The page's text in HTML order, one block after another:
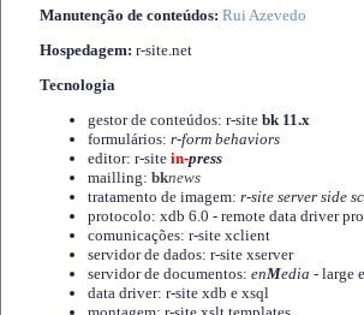
Manutenção de conteúdos: Rui Azevedo
Hospedagem: r-site.net
Tecnologia
gestor de conteúdos: r-site bk 11.x
formulários: r-form behaviors
editor: r-site in-press
mailling: bknews
tratamento de imagem: r-site server side
protocolo: xdb 6.0 - remote data driver
comunicações: r-site xclient
servidor de dados: r-site xserver
servidor de documentos: enMedia - large
data driver: r-site xdb e xsql